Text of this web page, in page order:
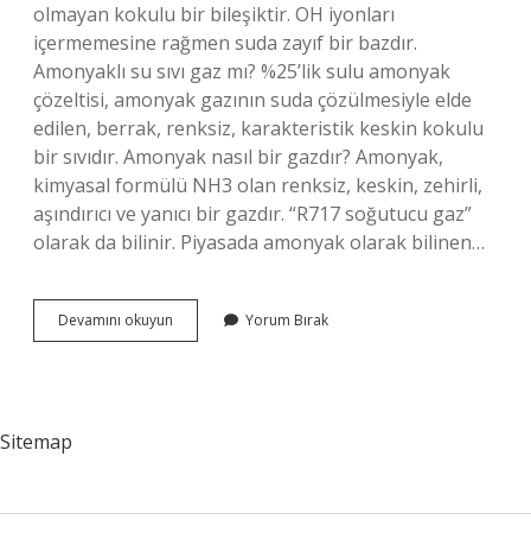
olmayan kokulu bir bileşiktir. OH iyonları
içermemesine rağmen suda zayıf bir bazdır.
Amonyaklı su sıvı gaz mı? %25’lik sulu amonyak
çözeltisi, amonyak gazının suda çözülmesiyle elde
edilen, berrak, renksiz, karakteristik keskin kokulu
bir sıvıdır. Amonyak nasıl bir gazdır? Amonyak,
kimyasal formülü NH3 olan renksiz, keskin, zehirli,
aşındırıcı ve yanıcı bir gazdır. “R717 soğutucu gaz”
olarak da bilinir. Piyasada amonyak olarak bilinen…
Devamını okuyun
Nedir
Yorum Bırak
Sitemap